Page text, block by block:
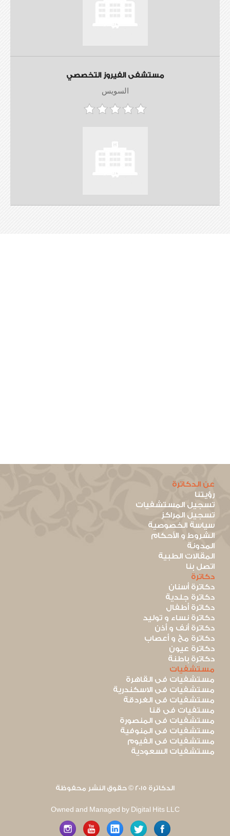
مستشفى الفيروز التخصصي
السويس
عن الدكاترة
رؤيتنا
تسجيل المستشفيات
تسجيل المراكز
سياسة الخصوصية
الشروط و الأحكام
المدونة
المقالات الطبية
اتصل بنا
دكاترة
دكاترة أسنان
دكاترة جلدية
دكاترة أطفال
دكاترة نساء و توليد
دكاترة أنف و أذن
دكاترة مخ و أعصاب
دكاترة عيون
دكاترة باطنة
مستشفيات
مستشفيات فى القاهرة
مستشفيات فى الاسكندرية
مستشفيات فى الغردقة
مستفيات فى قنا
مستشفيات فى المنصورة
مستشفيات فى المنوفية
مستشفيات فى الفيوم
مستشفيات السعودية
الدكاترة 2015 © حقوق النشر محفوظة
Owned and Managed by Digital Hits LLC